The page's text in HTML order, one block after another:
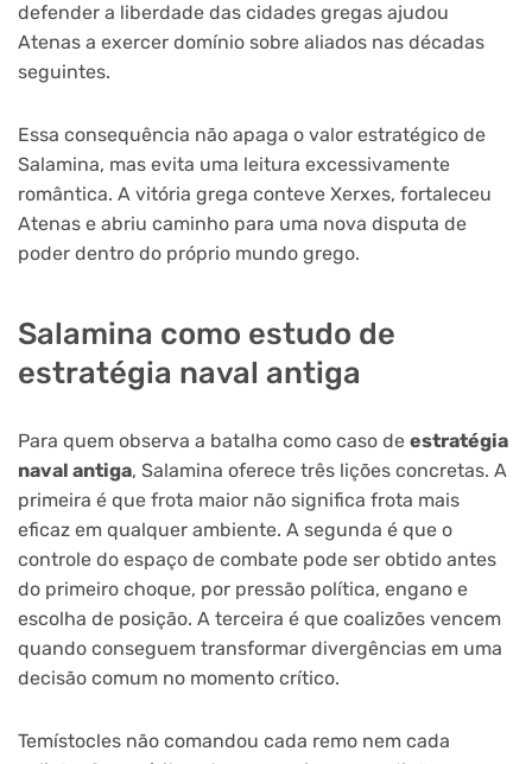
defender a liberdade das cidades gregas ajudou
Atenas a exercer domínio sobre aliados nas décadas
seguintes.
Essa consequência não apaga o valor estratégico de
Salamina, mas evita uma leitura excessivamente
romântica. A vitória grega conteve Xerxes, fortaleceu
Atenas e abriu caminho para uma nova disputa de
poder dentro do próprio mundo grego.
Salamina como estudo de
estratégia naval antiga
Para quem observa a batalha como caso de estratégia
naval antiga, Salamina oferece três lições concretas. A
primeira é que frota maior não significa frota mais
eficaz em qualquer ambiente. A segunda é que o
controle do espaço de combate pode ser obtido antes
do primeiro choque, por pressão política, engano e
escolha de posição. A terceira é que coalizões vencem
quando conseguem transformar divergências em uma
decisão comum no momento crítico.
Temístocles não comandou cada remo nem cada